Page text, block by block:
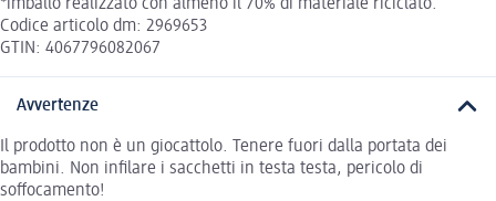
*imballo realizzato con almeno il 70% di materiale riciclato.
Codice articolo dm: 2969653
GTIN: 4067796082067
Avvertenze
Il prodotto non è un giocattolo. Tenere fuori dalla portata dei
bambini. Non infilare i sacchetti in testa testa, pericolo di
soffocamento!